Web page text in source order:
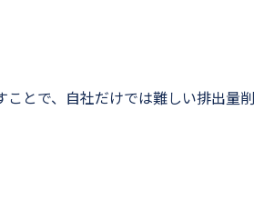
とで、自社だけでは難しい排出量